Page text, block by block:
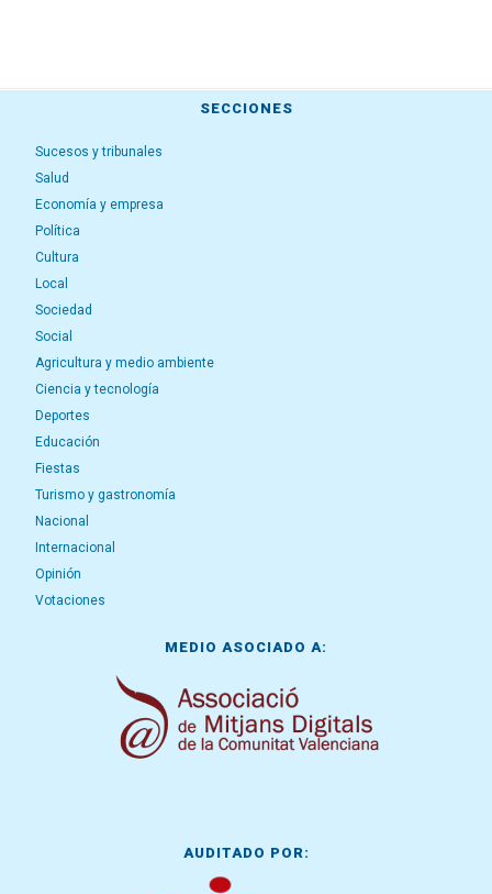
SECCIONES
Sucesos y tribunales
Salud
Economía y empresa
Política
Cultura
Local
Sociedad
Social
Agricultura y medio ambiente
Ciencia y tecnología
Deportes
Educación
Fiestas
Turismo y gastronomía
Nacional
Internacional
Opinión
Votaciones
MEDIO ASOCIADO A:
AUDITADO POR: